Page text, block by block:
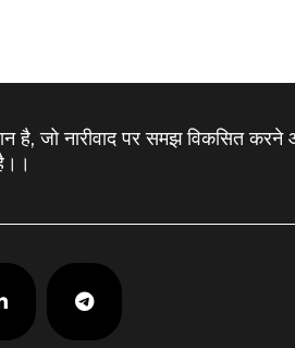
है, जो नारीवाद पर समझ विकसित
।